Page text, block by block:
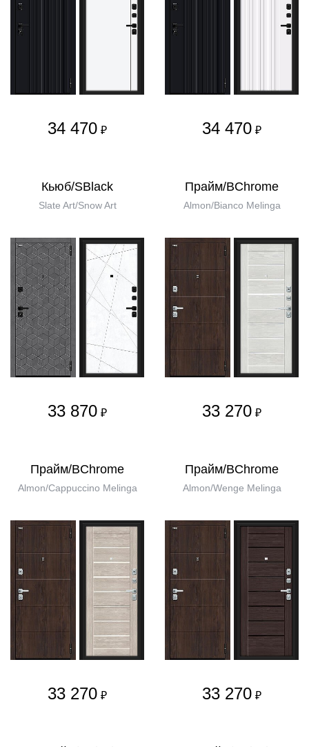
34 470 ₽ 34 470 ₽
Кьюб/SBlack
Slate Art/Snow Art
33 870 ₽
Прайм/BChrome
Almon/Bianco Melinga
33 270 ₽
Прайм/BChrome
Almon/Cappuccino Melinga
33 270 ₽
Прайм/BChrome
Almon/Wenge Melinga
33 270 ₽